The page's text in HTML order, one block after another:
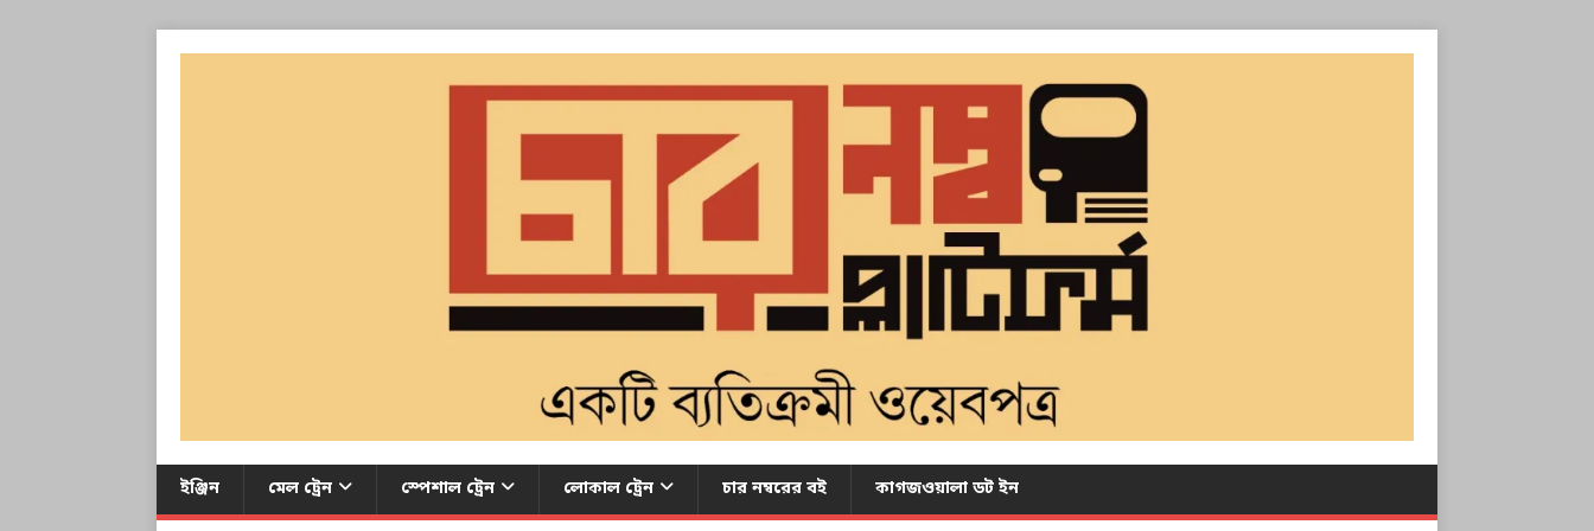
ইঞ্জিন মেল ট্রেন স্পেশাল ট্রেন লোকাল ট্রেন চার নম্বরের বই কাগজওয়ালা ডট ইন